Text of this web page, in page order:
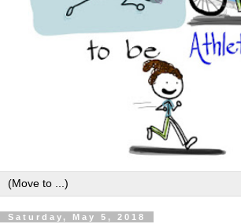
Saturday, May 5, 2018